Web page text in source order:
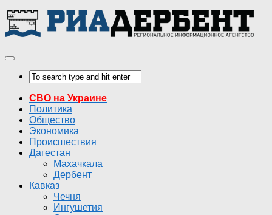
СВО на Украине
Политика
Общество
Экономика
Происшествия
Дагестан
Махачкала
Дербент
Кавказ
Чечня
Ингушетия